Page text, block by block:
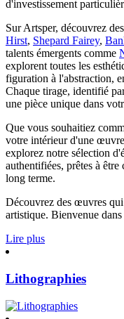
d'investissement
Sur Artsper, découvrez
Hirst, Shepard Fairey,
talents émergents comme
explorent toutes les
figuration à l'abstraction,
Chaque tirage, identifié
une pièce unique dans
Que vous souhaitiez
votre intérieur d'une
explorez notre sélection
authentifiées, prêtes à être
long terme.
Découvrez des œuvres
artistique. Bienvenue
Lire plus
Lithographies